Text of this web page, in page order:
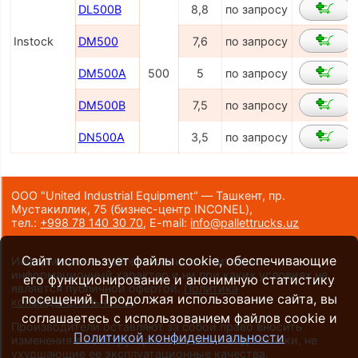
Instock
DL500B
500
8,8 по запросу
DM500 7,6 по запросу
DM500A 5 по запросу
DM500B 7,5 по запросу
DN500A 3,5 по запросу
ООО "United Industrial Equipment" — Ташкент, пр.
Мустакиллик, 75 (бизнес-центр INCONEL),
тел.: +998 78 140 30 70, E-mail: info@pallettrucks.uz
Информация на сайте носит исключительно
информационный характер и ни при каких условиях не
является публичной офертой. Политика
конфиденциальности.
Производители оставляют за собой право вносить
изменения в конструкцию и внешний вид техники, не
ухудшающие ее эксплуатационные качества.
Сайт использует файлы cookie, обеспечивающие
его функционирование и анонимную статистику
посещений. Продолжая использование сайта, вы
соглашаетесь с использованием файлов cookie и
Политикой конфиденциальности